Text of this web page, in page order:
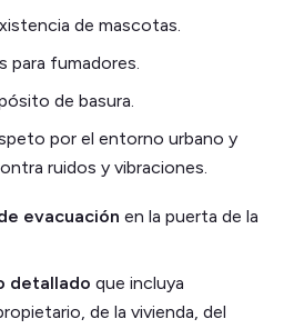
de mascotas.
para fumadores.
de basura.
por el entorno urbano y
ruidos y vibraciones.
evacuación en la puerta de la
detallado que incluya
de la vivienda, del